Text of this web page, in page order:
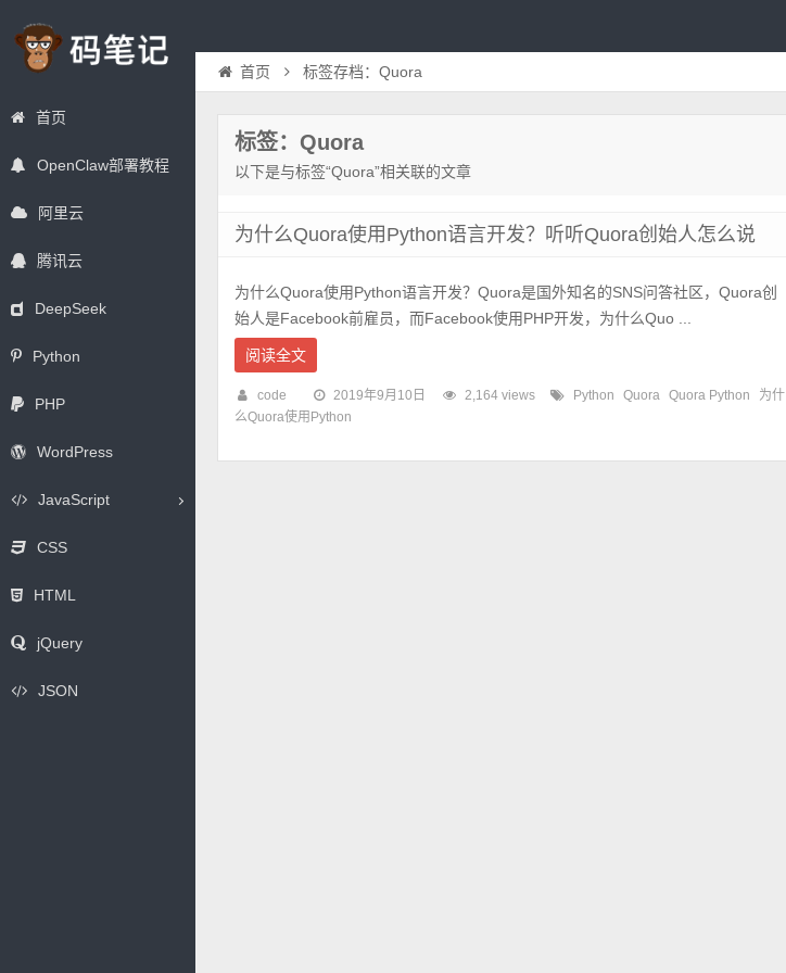
首页
OpenClaw部署教程
阿里云
腾讯云
DeepSeek
Python
PHP
WordPress
JavaScript
CSS
HTML
jQuery
JSON
首页 标签存档：Quora
标签：Quora
以下是与标签“Quora”相关联的文章
为什么Quora使用Python语言开发？听听Quora创始人怎么说
为什么Quora使用Python语言开发？Quora是国外知名的SNS问答社区，Quora创
始人是Facebook前雇员，而Facebook使用PHP开发，为什么Quo ...
阅读全文
code 2019年9月10日 2,164 views Python Quora Quora Python
为什
么Quora使用Python